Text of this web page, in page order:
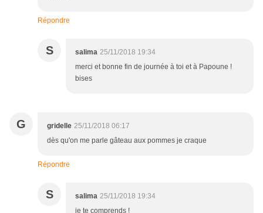
Répondre
S salima 25/11/2018 19:34
merci et bonne fin de journée à toi et à Papoune !
bises
G gridelle 25/11/2018 06:17
dès qu'on me parle gâteau aux pommes je craque
Répondre
S salima 25/11/2018 19:34
je te comprends !